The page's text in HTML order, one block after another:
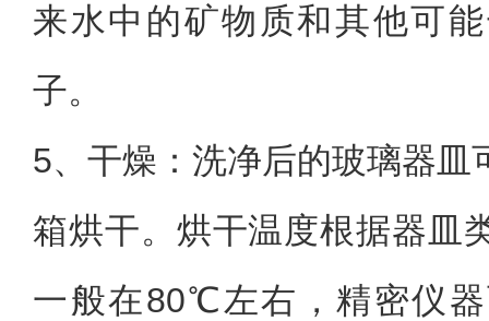
来水中的矿物质和其他可
子。
5、 干燥：洗净后的玻璃器皿
箱烘干。烘干温度根据器皿
一般在80℃左右，精密仪